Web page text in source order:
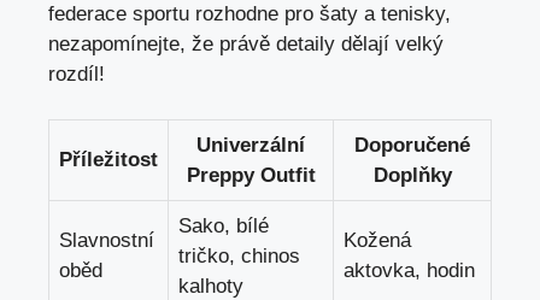
federace sportu ‍rozhodne pro šaty a tenisky,
nezapomínejte, že ​právě ‌detaily ⁢dělají velký
‌rozdíl!
Příležitost
Univerzální
Preppy Outfit
Doporučené
Doplňky
Slavnostní
oběd
Sako, bílé⁢
tričko, chinos
kalhoty
Kožená
aktovka, hodin